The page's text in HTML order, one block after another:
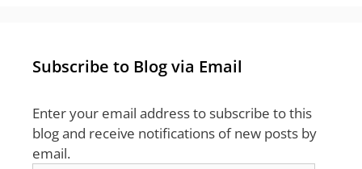
Subscribe to Blog via Email
Enter your email address to subscribe to this
blog and receive notifications of new posts by
email.